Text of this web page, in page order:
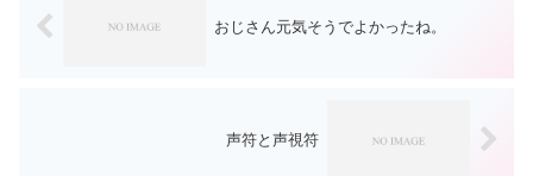
おじさん元気そうでよかったね。
声符と声視符